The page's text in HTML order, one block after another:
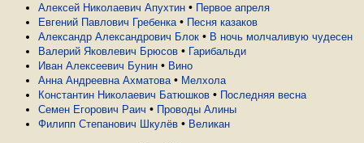
Алексей Николаевич Апухтин • Первое апреля
Евгений Павлович Гребенка • Песня казаков
Александр Александрович Блок • В ночь молчаливую чудесен
Валерий Яковлевич Брюсов • Гарибальди
Иван Алексеевич Бунин • Вино
Анна Андреевна Ахматова • Мелхола
Константин Николаевич Батюшков • Последняя весна
Семен Егорович Раич • Проводы Алины
Филипп Степанович Шкулёв • Великан